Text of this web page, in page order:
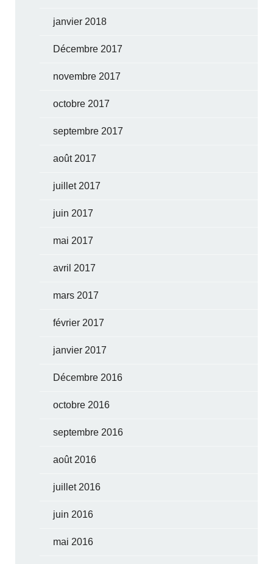
janvier 2018
Décembre 2017
novembre 2017
octobre 2017
septembre 2017
août 2017
juillet 2017
juin 2017
mai 2017
avril 2017
mars 2017
février 2017
janvier 2017
Décembre 2016
octobre 2016
septembre 2016
août 2016
juillet 2016
juin 2016
mai 2016